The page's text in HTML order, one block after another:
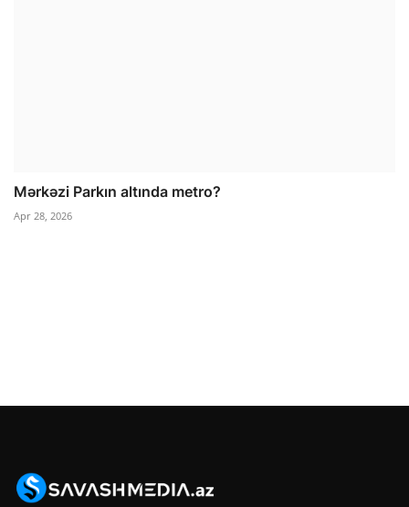
Mərkəzi Parkın altında metro?
Apr 28, 2026